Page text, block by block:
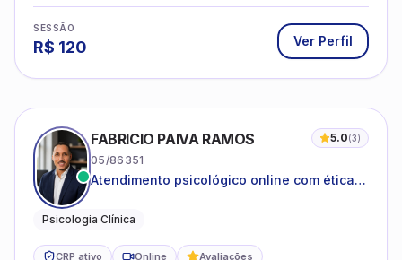
R$120 Ver Perfil
5.0(3)
Atendimento psicológico online com ética,
sigilo e acolhimento.
Psicologia Clínica
CRP ativo Online Avaliações